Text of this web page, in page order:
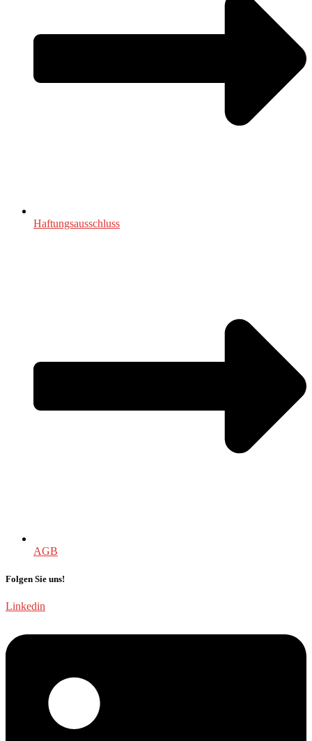
Haftungsausschluss
AGB
Folgen Sie uns!
Linkedin